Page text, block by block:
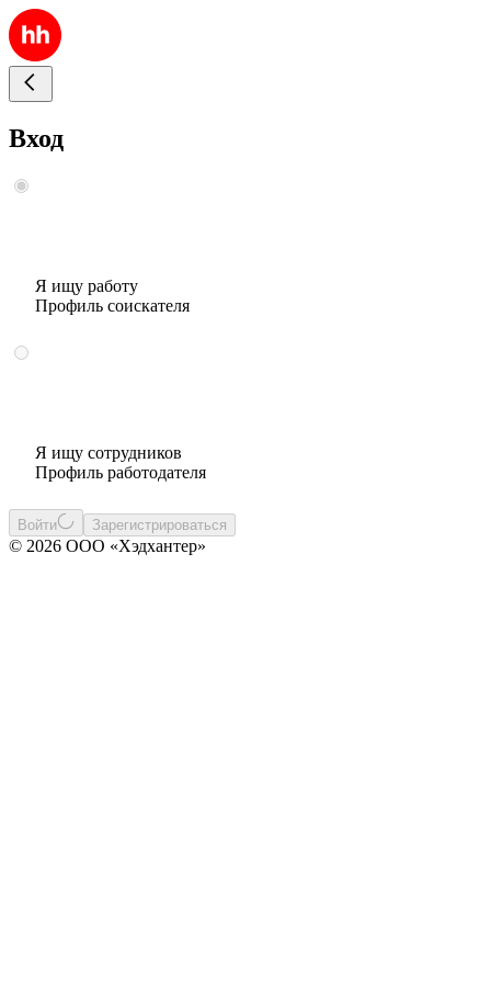
Вход
Я ищу работу
Профиль соискателя
Я ищу сотрудников
Профиль работодателя
Войти Зарегистрироваться
© 2026 ООО «Хэдхантер»